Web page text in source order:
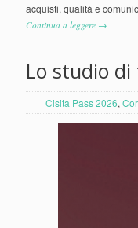
acquisti, qualità e
Continua a leggere →
Lo studio
Cisita Pass 2026,